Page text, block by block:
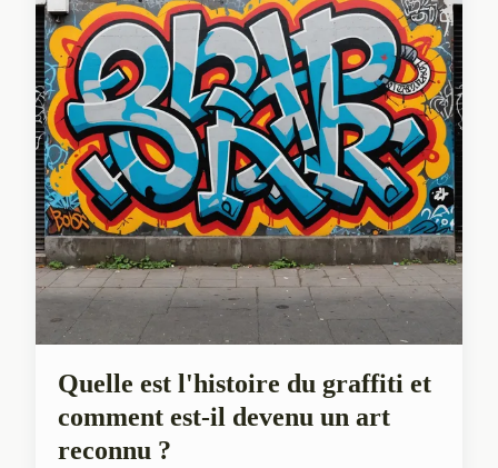
Quelle est l'histoire du graffiti et
comment est-il devenu un art
reconnu ?